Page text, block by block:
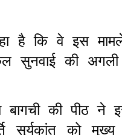
है कि वे इस
की अगली
बागची की
सूर्यकांत को